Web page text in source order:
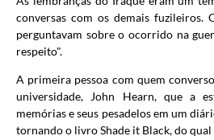
conversas com os demais fuzileiros.
perguntavam sobre o ocorrido na
respeito".
A primeira pessoa com quem
universidade, John Hearn, que a
memórias e seus pesadelos em um
tornando o livro Shade it Black, do